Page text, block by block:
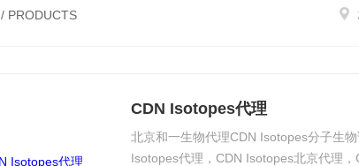
/ PRODUCTS
CDN Isotopes代理
北京和一生物代理CDN Isotopes分子生
Isotopes代理，CDN Isotopes北京代理